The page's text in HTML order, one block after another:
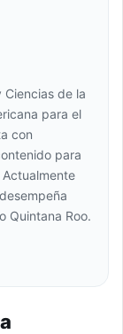
Ciencias de la
para el
con
para
Quintana Roo.